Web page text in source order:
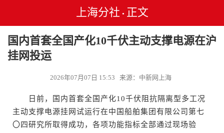
上海分社 • 正文
国内首套全国产化10千伏主动支撑电源在沪
挂网投运
2026年07月07日 15:53 来源：中新网上海
日前，国内首套全国产化10千伏阻抗隔离型多工况
主动支撑电源挂网试运行在中国船舶集团有限公司第七
〇四研究所取得成功，各项功能指标全部通过现场验